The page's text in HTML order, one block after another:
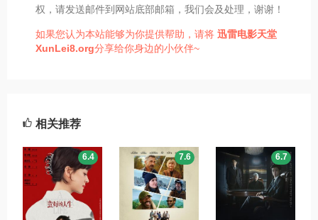
权，请发送邮件到网站底部邮箱，我们会及处理，谢谢！
如果您认为本站能够为你提供帮助，请将 迅雷电影天堂
XunLei8.org分享给你身边的小伙伴~
相关推荐
6.4 7.6 6.7